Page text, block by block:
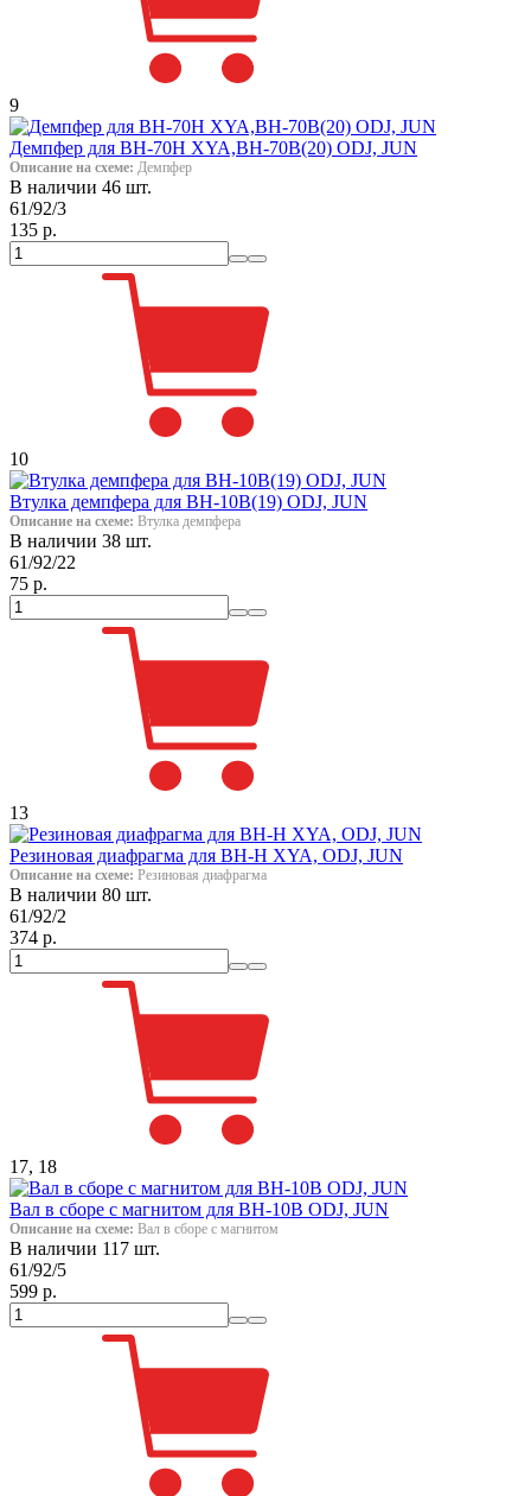
9
Демпфер для ВН-70Н XYA,ВН-70В(20) ODJ, JUN
Описание на схеме: Демпфер
В наличии 46 шт.
61/92/3
135 р.
10
Втулка демпфера для ВН-10В(19) ODJ, JUN
Описание на схеме: Втулка демпфера
В наличии 38 шт.
61/92/22
75 р.
13
Резиновая диафрагма для ВН-Н XYA, ODJ, JUN
Описание на схеме: Резиновая диафрагма
В наличии 80 шт.
61/92/2
374 р.
17, 18
Вал в сборе с магнитом для ВН-10В ODJ, JUN
Описание на схеме: Вал в сборе с магнитом
В наличии 117 шт.
61/92/5
599 р.